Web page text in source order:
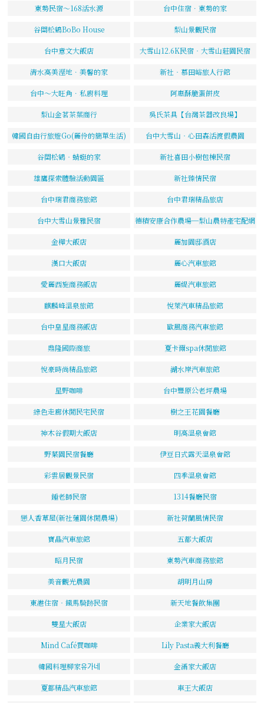
東勢民宿～168活水源 台中住宿．東勢的家
谷關松鶴BoBo House 梨山景觀民宿
台中意文大飯店 大雪山12.6K民宿‧大雪山莊園民宿
清水高美溼地．美馨的家 新社‧慕田峪旅人行館
台中～大旺角．私廚料理 阿惠酥脆蛋餅皮
梨山金茗茶葉商行 吳氏茶具【台灣茶器改良場】
韓國自由行旅遊Go(麗伶的簡單生活) 台中大雪山‧心田森活渡假農園
谷關松鶴‧蜻蜓的家 新社喜田小樹包棟民宿
雄鷹探索體驗活動園區 新社臻情民宿
台中瑞君商務旅館 台中君瑞精品旅店
台中大雪山景雅民宿 德積安康合作農場─梨山農特產宅配網
金樺大飯店 麗加園邸酒店
漢口大飯店 麗心汽車旅館
愛麗西施商務飯店 麗緹汽車旅館
麒麟峰溫泉旅館 悅萊汽車精品旅館
台中皇星商務飯店 歐風商務汽車旅館
鼎隆國際商旅 夏卡爾spa休閒旅館
悅豪時尚精品旅館 湖水岸汽車旅館
星野咖啡 台中豐原公老坪農場
綠色走廊休閒民宅民宿 樹之王花園餐廳
神木谷假期大飯店 明高溫泉會館
野菜園民宿餐廳 伊豆日式露天溫泉會館
彩雲居觀景民宿 四季溫泉會館
鍾老師民宿 1314餐廳民宿
戀人香草屋(新社蓮園休閒農場) 新社荷蘭風情民宿
寶晶汽車旅館 五都大飯店
昭月民宿 東勢汽車商務旅館
美音觀光農園 胡明月山房
東港住宿‧鐵馬騎跡民宿 新天地餐飲集團
雙星大飯店 企業家大飯店
Mind Café買咖啡 Lily Pasta義大利餐廳
韓國料理柳家유가네 金滿家大飯店
夏都精品汽車旅館 車王大飯店